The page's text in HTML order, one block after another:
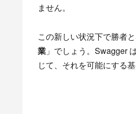
ません。
この新しい状況下で勝者
業 」でしょう。Swagger は
じて、それを可能にする